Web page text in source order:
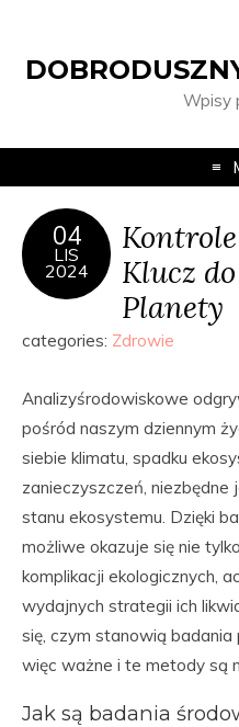
Wpisy
04
LIS
2024
Klucz
Planety
categories: Zdrowie
Analizyśrodowiskowe
pośród naszym dziennym
siebie klimatu, spadku
zanieczyszczeń, niezbędne
stanu ekosystemu. Dzięki
możliwe okazuje się nie
komplikacji ekologicznych,
wydajnych strategii ich
się, czym stanowią
więc ważne i te metody są
Jak są badania